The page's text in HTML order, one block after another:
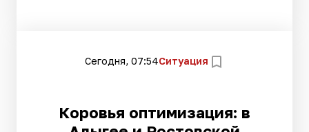
Сегодня, 07:54Ситуация
Коровья оптимизация: в